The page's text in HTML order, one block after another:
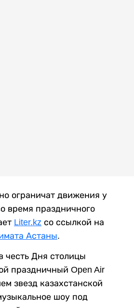
ограничат движения у
время праздничного
Liter.kz со ссылкой на
Астаны.
честь Дня столицы
праздничный Open Air
звезд казахстанской
шоу под